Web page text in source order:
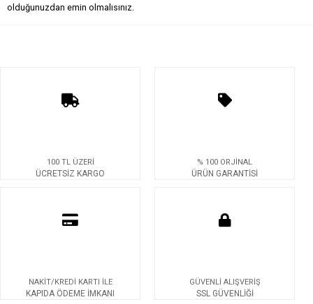
olduğunuzdan emin olmalısınız.
100 TL ÜZERİ
ÜCRETSİZ KARGO
% 100 ORJİNAL
ÜRÜN GARANTİSİ
NAKİT/KREDİ KARTI İLE
KAPIDA ÖDEME İMKANI
GÜVENLİ ALIŞVERİŞ
SSL GÜVENLİĞİ